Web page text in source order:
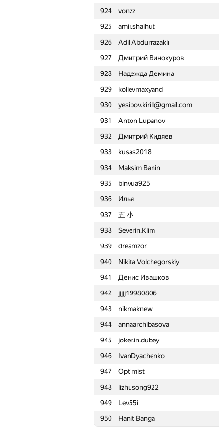
924
vonzz
925
amir.shaihut
926
Adil Abdurrazaklı
927
Дмитрий Винокуров
928
Надежда Демина
929
kolievmaxyand
930
yesipov.kirill@gmail.com
931
Anton Lupanov
932
Дмитрий Кидяев
933
kusas2018
934
Maksim Banin
935
binvua925
936
Илья
937
五 小
938
Severin.Klim
939
dreamzor
940
Nikita Volchegorskiy
941
Денис Ивашков
942
jjjjj19980806
943
nikmaknew
944
annaarchibasova
945
joker.in.dubey
946
IvanDyachenko
947
Optimist
948
lizhusong922
949
Lev55i
950
Hanit Banga
901 Андрей Куроптев
902
cezarnik2
903
Nj Rafi
904
kriwitzckaya2011
905
makarselivanov
906
andrey.matveev.mano
907
Nike_VML
908
Saeed.Odak
909
nmunim
910
Andrew Chulanov
911
FutymyClone
912
schiavoni
913
Леонид Скороспелов
914
Руслан Выродов
915
super.hero27
916
Nurlan Kenzhebekov
917
Arasmus Inc.
918
ilyakirpichev
919
Yan Couto
920
Artem Gerasimencko
921
vitalioo2502
922
Michal Korbela
923
Вячеслав Дубинин
924
vonzz
925
amir.shaihut
926
Adil Abdurrazaklı
927
Дмитрий Винокуров